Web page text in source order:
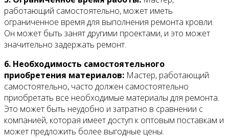
работающий самостоятельно, может иметь
ограниченное время для выполнения ремонта кровли.
Он может быть занят другими проектами, и это может
значительно задержать ремонт.
6. Необходимость самостоятельного
приобретения материалов: Мастер, работающий
самостоятельно, часто должен самостоятельно
приобретать все необходимые материалы для ремонта.
Это может быть неудобно и затратно в сравнении с
компанией, которая имеет доступ к оптовым поставкам и
может предложить более выгодные цены.